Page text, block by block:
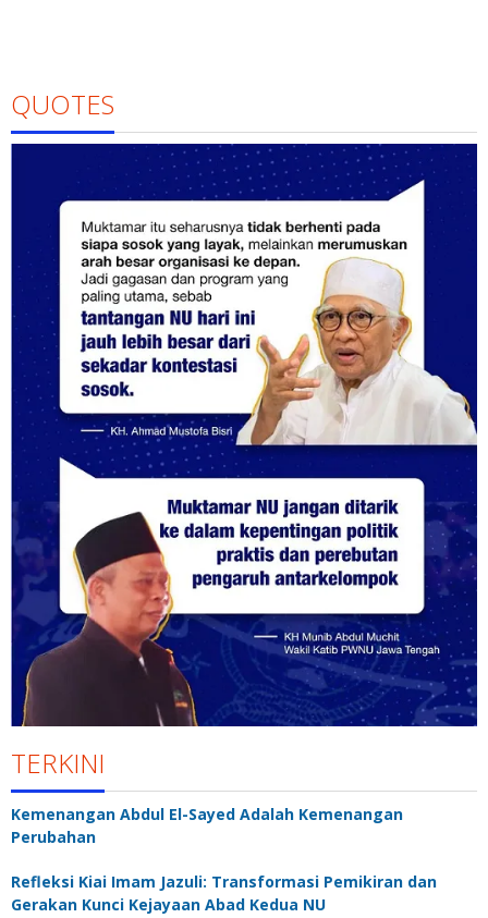
QUOTES
TERKINI
Kemenangan Abdul El-Sayed Adalah Kemenangan
Perubahan
Refleksi Kiai Imam Jazuli: Transformasi Pemikiran dan
Gerakan Kunci Kejayaan Abad Kedua NU